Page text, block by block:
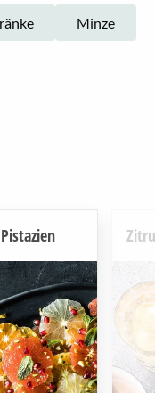
Minze